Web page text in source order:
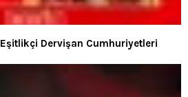
Dervişan Cumhuriyetleri